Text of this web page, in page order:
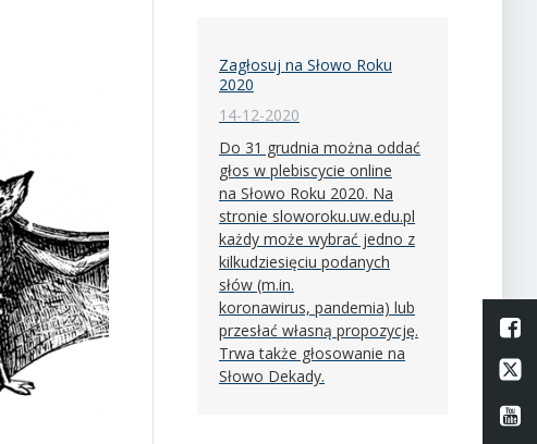
Zagłosuj na Słowo Roku
2020
14-12-2020
Do 31 grudnia można oddać
głos w plebiscycie online
na Słowo Roku 2020. Na
stronie sloworoku.uw.edu.pl
każdy może wybrać jedno z
kilkudziesięciu podanych
słów (m.in.
koronawirus, pandemia) lub
przesłać własną propozycję.
Trwa także głosowanie na
Słowo Dekady.